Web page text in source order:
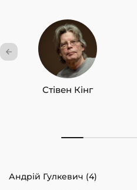
Стівен Кінг
Андрій Гулкевич (4)